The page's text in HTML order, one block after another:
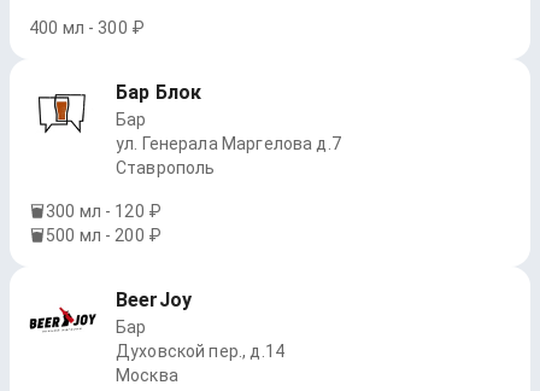
400 мл - 300 ₽
Бар Блок
Бар
ул. Генерала Маргелова д.7
Ставрополь
300 мл - 120 ₽
500 мл - 200 ₽
BeerJoy
Бар
Духовской пер., д.14
Москва